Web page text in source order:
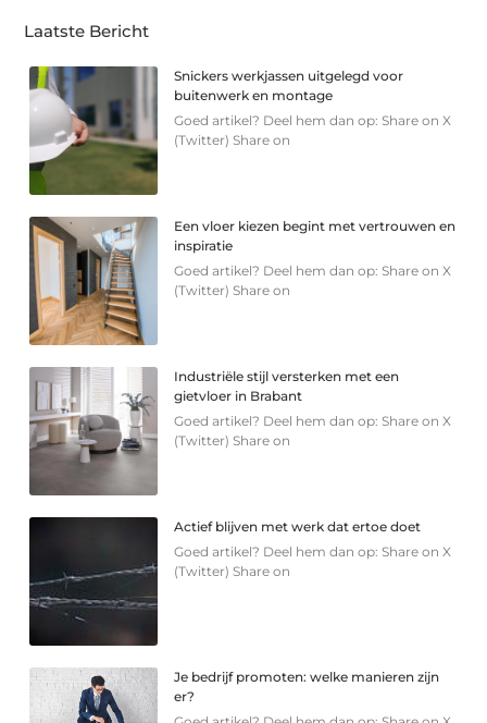
Laatste Bericht
Snickers werkjassen uitgelegd voor
buitenwerk en montage
Goed artikel? Deel hem dan op: Share on X
(Twitter) Share on
Een vloer kiezen begint met vertrouwen en
inspiratie
Goed artikel? Deel hem dan op: Share on X
(Twitter) Share on
Industriële stijl versterken met een
gietvloer in Brabant
Goed artikel? Deel hem dan op: Share on X
(Twitter) Share on
Actief blijven met werk dat ertoe doet
Goed artikel? Deel hem dan op: Share on X
(Twitter) Share on
Je bedrijf promoten: welke manieren zijn
er?